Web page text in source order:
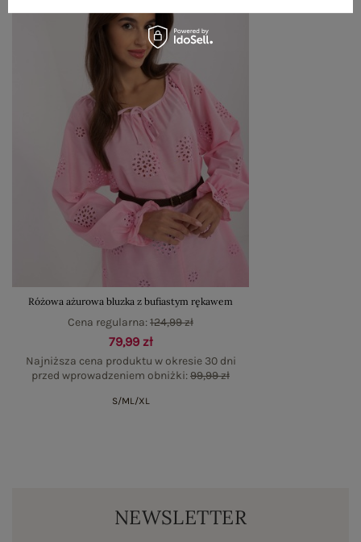
Różowa ażurowa bluzka z bufiastym rękawem
79,99 zł
Najniższa cena produktu w okresie 30 dni
przed wprowadzeniem obniżki:99,99 zł
Cena regularna:124,99 zł
S/ML/XL
NEWSLETTER